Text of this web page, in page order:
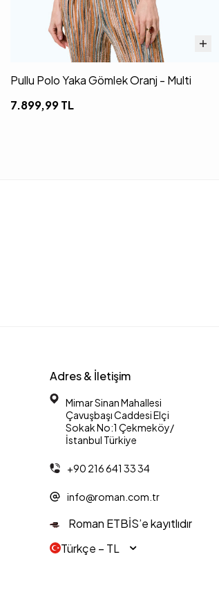
Pullu Polo Yaka Gömlek Oranj - Multi
7.899,99TL
Adres & İletişim
Mimar Sinan Mahallesi
Çavuşbaşı Caddesi Elçi
Sokak No:1 Çekmeköy/
İstanbul Türkiye
+90 216 641 33 34
info@roman.com.tr
Roman ETBİS’e kayıtlıdır
Türkçe − TL